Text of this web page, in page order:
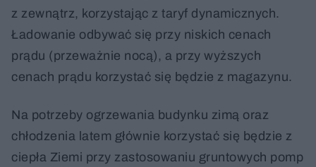
z zewnątrz, korzystając z taryf dynamicznych.
Ładowanie odbywać się przy niskich cenach
prądu (przeważnie nocą), a przy wyższych
cenach prądu korzystać się będzie z magazynu.
Na potrzeby ogrzewania budynku zimą oraz
chłodzenia latem głównie korzystać się będzie z
ciepła Ziemi przy zastosowaniu gruntowych pomp